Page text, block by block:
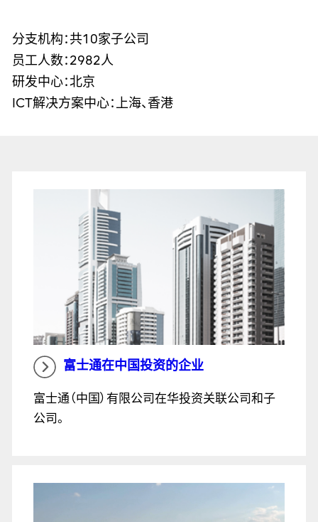
分支机构：共10家子公司
员工人数：2982人
研发中心：北京
ICT解决方案中心：上海、香港
富士通在中国投资的企业
富士通（中国）有限公司在华投资关联公司和子
公司。